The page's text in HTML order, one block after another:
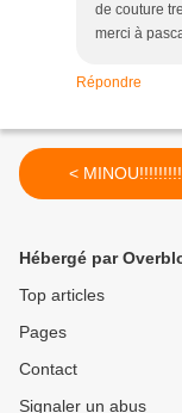
de couture
merci à
Répondre
<
Hébergé par
Top articles
Pages
Contact
Signaler un abus